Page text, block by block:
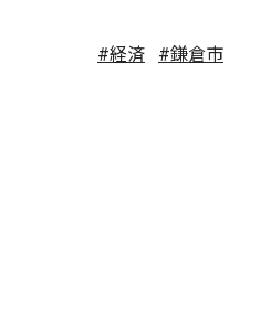
#経済 #鎌倉市